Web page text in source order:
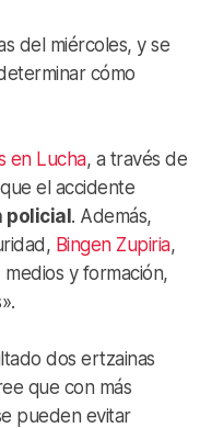
del miércoles, y se
cómo
en Lucha, a través de
el accidente
policial. Además,
Bingen Zupiria,
y formación,
dos ertzainas
que con más
pueden evitar